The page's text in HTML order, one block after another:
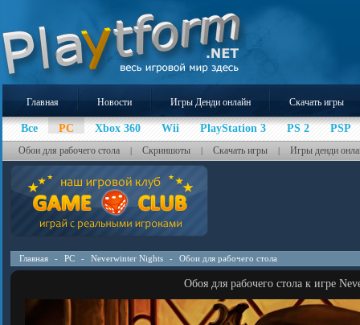
Главная Новости Игры Денди онлайн Скачать игры
Все PC Xbox 360 Wii PlayStation 3 PS 2 PSP
Обои для рабочего стола | Скриншоты | Скачать игры | Игры денди
Главная - PC - Neverwinter Nights - Обои для рабочего стола
Обоя для рабочего стола к игре